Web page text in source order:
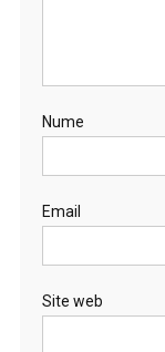
Nume
Email
Site web